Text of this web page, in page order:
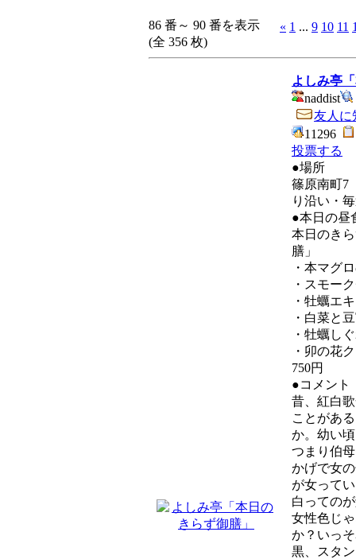
86 番～ 90 番を表示
(全 356 枚)
« 1 ... 9 10 11
よしみ亭
naddist
友人に
11296
投票する
●場所
篠原南町7
り沿い・
●本日の昼
本日のき
膳」
・本マグ
・スモー
・牡蠣エ
・白菜と
・牡蠣し
・卯の花
750円
●コメント
昔、紅白
ことがあ
か。幼い
つまり伯
かげで女
が女って
白っての
女性色じ
か？いっ
黒、スタ